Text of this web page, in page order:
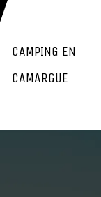
CAMPING EN
CAMARGUE